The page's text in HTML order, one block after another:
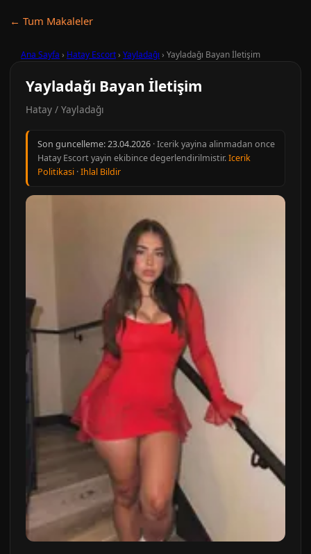
← Tum Makaleler
Ana Sayfa › Hatay Escort› Yayladağı › Yayladağı Bayan İletişim
Yayladağı Bayan İletişim
Hatay / Yayladağı
Son guncelleme:23.04.2026 · Icerik yayina alinmadan once
Hatay Escort yayin ekibince degerlendirilmistir.Icerik
Politikasi ·Ihlal Bildir